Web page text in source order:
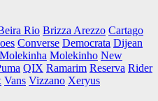
Rio Brizza Arezzo Cartago
Converse Democrata Dijean
Molekinha Molekinho New
QIX Ramarim Reserva Rider
Vans Vizzano Xeryus